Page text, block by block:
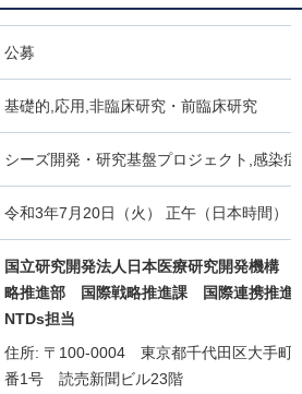
公募
基礎的,応用,非臨床研究・前臨床研究
シーズ開発・研究基盤プロジェクト,感染症
令和3年7月20日（火） 正午（日本時間）
国立研究開発法人日本医療研究開発機構
略推進部 国際戦略推進課 国際連携推進
NTDs担当
住所: 〒100-0004 東京都千代田区大手町
番1号 読売新聞ビル23階